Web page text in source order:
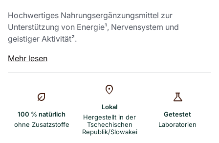
Hochwertiges Nahrungsergänzungsmittel zur
Unterstützung von Energie¹, Nervensystem und
geistiger Aktivität².
Entwickelt für alle, die ihre Vitalität und Energie¹ sowie
ihr psychisches Gleichgewicht² täglich erhalten
Mehr lesen
nest_eco_leaf
100 % natürlich
ohne Zusatzstoffe
location_on
Lokal
Hergestellt in der
Tschechischen
Republik/Slowakei
science
Getestet
Laboratorien